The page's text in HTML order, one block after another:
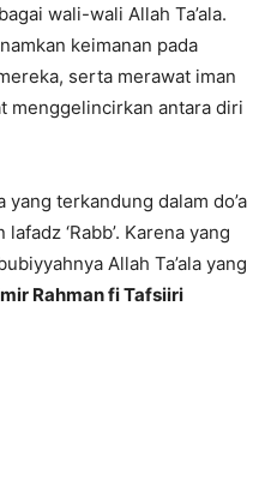
wali-wali Allah Ta’ala.
keimanan pada
serta merawat iman
menggelincirkan antara diri
terkandung dalam do’a
‘Rabb’. Karena yang
Allah Ta’ala yang
Rahman fi Tafsiiri